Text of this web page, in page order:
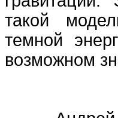
такой
темной
возможном